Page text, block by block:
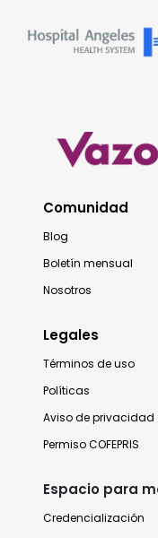
Comunidad
Blog
Boletín mensual
Nosotros
Legales
Términos de uso
Políticas
Aviso de privacidad
Permiso COFEPRIS
Espacio para
Credencialización